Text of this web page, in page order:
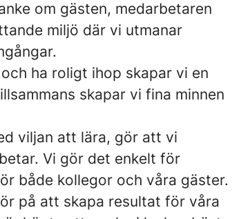
om gästen, medarbetaren
miljö där vi utmanar
ha roligt ihop skapar vi en
skapar vi fina minnen
viljan att lära, gör att vi
Vi gör det enkelt för
både kollegor och våra gäster.
på att skapa resultat för våra